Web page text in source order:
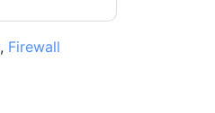
, Firewall